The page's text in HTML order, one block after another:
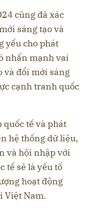
cũng đã xác
sáng tạo và
yếu cho phát
nhấn mạnh vai
và đổi mới sáng
cạnh tranh quốc
quốc tế và phát
hệ thống dữ liệu,
và hội nhập với
tế sẽ là yếu tố
hoạt động
Việt Nam.